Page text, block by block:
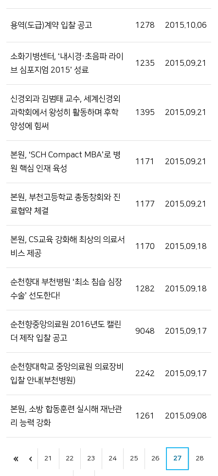
용역(도급)계약 입찰 공고 1278 2015.10.06
소화기병센터, ‘내시경·초음파 라이
브 심포지엄 2015’ 성료
1235 2015.09.21
신경외과 김범태 교수, 세계신경외
과학회에서 왕성히 활동하며 후학
양성에 힘써
1395 2015.09.21
본원, ‘SCH Compact MBA’로 병
원 핵심 인재 육성
1171 2015.09.21
본원, 부천고등학교 총동창회와 진
료협약 체결
1177 2015.09.21
본원, CS교육 강화해 최상의 의료서
비스 제공
1170 2015.09.18
순천향대 부천병원 ‘최소 침습 심장
수술’ 선도한다!
1282 2015.09.18
순천향중앙의료원 2016년도 캘린
더 제작 입찰 공고
9048 2015.09.17
순천향대학교 중앙의료원 의료장비
입찰 안내(부천병원)
2242 2015.09.17
본원, 소방 합동훈련 실시해 재난관
리 능력 강화
1261 2015.09.08
21 22 23 24 25 26 27 28